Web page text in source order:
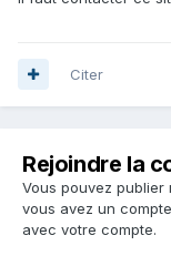
Citer
Rejoindre la
Vous pouvez publier
vous avez un
avec votre compte.